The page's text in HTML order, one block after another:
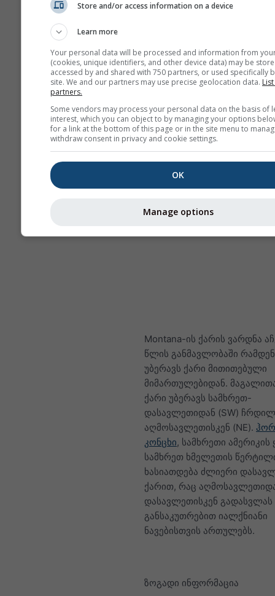
Montana-ის ქარის ვარდნა
წლის განმავლობაში
უბერავს ქარი მითითებული
მიმართულებიდან.
ქარი უბერავს სამხრეთ-
დასავლეთიდან (SW)
აღმოსავლეთისკენ (NE).
კონცხი, სამხრეთი ამერიკის
სამხრეთ ხმელეთის
ხასიათდება ძლიერი
ქარით, რაც
დასავლეთისკენ გადასვლას
განსაკუთრებით იალქნიანი
ნავებისთვის ართულებს.
ზოგადი ინფორმაცია
Store and/or access information on a device
Learn more
Your personal data will be processed and information from
(cookies, unique identifiers, and other device data) may be
accessed by and shared with 750 partners, or used specifically
site. We and our partners may use precise geolocation data.
partners.
Some vendors may process your personal data on the basis of
interest, which you can object to by managing your options
for a link at the bottom of this page or in the site menu to
withdraw consent in privacy and cookie settings.
OK
Manage options